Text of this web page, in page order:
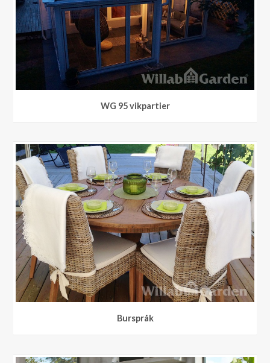
WG 95 vikpartier
WG 95 vikpartier
Burspråk
Burspråk